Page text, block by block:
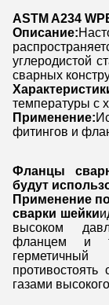
ASTM A234
Описание:
углеродистой
сварных
температуры с
Применение:
фитингов и
Фланцы
будут
Применение
сварки шейки
высоком
фланцем и
газами